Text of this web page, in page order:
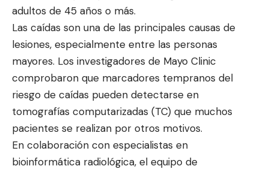
adultos de 45 años o más.
Las caídas son una de las principales causas de
lesiones, especialmente entre las personas
mayores. Los investigadores de Mayo Clinic
comprobaron que marcadores tempranos del
riesgo de caídas pueden detectarse en
tomografías computarizadas (TC) que muchos
pacientes se realizan por otros motivos.
En colaboración con especialistas en
bioinformática radiológica, el equipo de